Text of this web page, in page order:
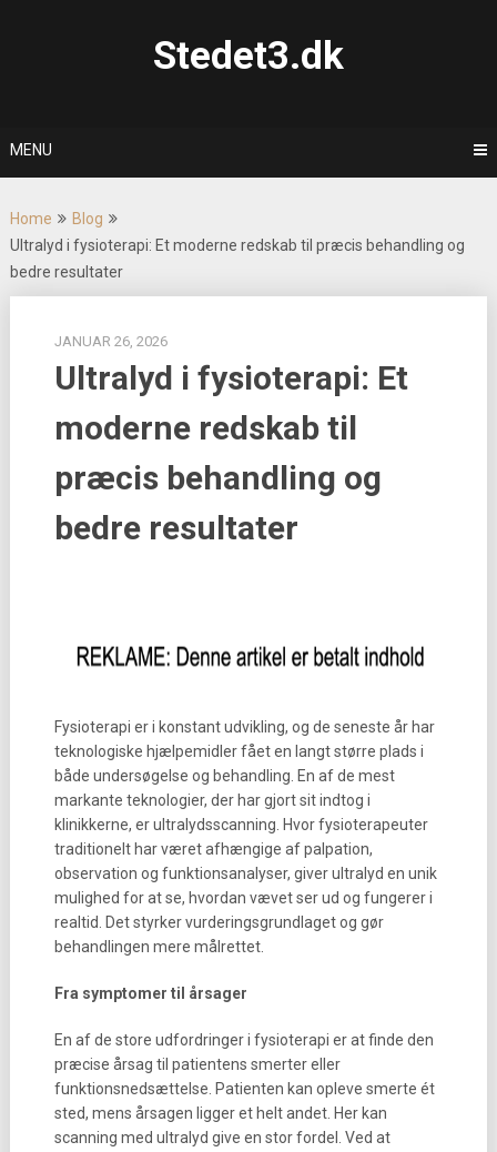
Stedet3.dk
MENU
Home
Blog
Ultralyd i fysioterapi: Et moderne redskab til præcis behandling og
bedre resultater
JANUAR 26, 2026
Ultralyd i fysioterapi: Et
moderne redskab til
præcis behandling og
bedre resultater
Fysioterapi er i konstant udvikling, og de seneste år har
teknologiske hjælpemidler fået en langt større plads i
både undersøgelse og behandling. En af de mest
markante teknologier, der har gjort sit indtog i
klinikkerne, er ultralydsscanning. Hvor fysioterapeuter
traditionelt har været afhængige af palpation,
observation og funktionsanalyser, giver ultralyd en unik
mulighed for at se, hvordan vævet ser ud og fungerer i
realtid. Det styrker vurderingsgrundlaget og gør
behandlingen mere målrettet.
Fra symptomer til årsager
En af de store udfordringer i fysioterapi er at finde den
præcise årsag til patientens smerter eller
funktionsnedsættelse. Patienten kan opleve smerte ét
sted, mens årsagen ligger et helt andet. Her kan
scanning med ultralyd give en stor fordel. Ved at